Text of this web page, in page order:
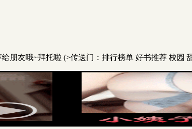
朋友哦~拜托啦 (>传送门：排行榜单 好书推荐 校园